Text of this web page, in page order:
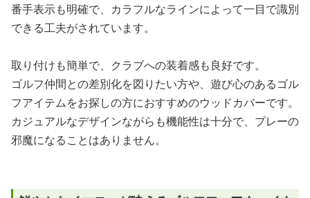
番手表示も明確で、カラフルなラインによって一目で識別
できる工夫がされています。
取り付けも簡単で、クラブへの装着感も良好です。
ゴルフ仲間との差別化を図りたい方や、遊び心のあるゴル
フアイテムをお探しの方におすすめのウッドカバーです。
カジュアルなデザインながらも機能性は十分で、プレーの
邪魔になることはありません。